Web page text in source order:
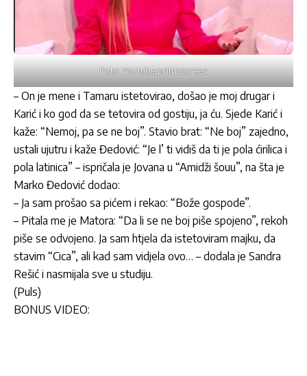
Foto: Youtube printascreen
– On je mene i Tamaru istetovirao, došao je moj drugar i
Karić i ko god da se tetovira od gostiju, ja ću. Sjede Karić i
kaže: “Nemoj, pa se ne boj”. Stavio brat: “Ne boj” zajedno,
ustali ujutru i kaže Đedović: “Je l’ ti vidiš da ti je pola ćirilica i
pola latinica” – ispričala je Jovana u “Amidži šouu”, na šta je
Marko Đedović dodao:
– Ja sam prošao sa pićem i rekao: “Bože gospode”.
– Pitala me je Matora: “Da li se ne boj piše spojeno”, rekoh
piše se odvojeno. Ja sam htjela da istetoviram majku, da
stavim “Cica”, ali kad sam vidjela ovo… – dodala je Sandra
Rešić i nasmijala sve u studiju.
(Puls)
BONUS VIDEO: